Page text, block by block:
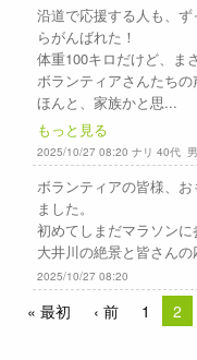
沿道で応援する人も、
らがんばれた！
体重100キロだけど、ま
ボランティアさんたち
ほんと、家族かと思...
もっと見る
2025/10/27 08:20 ナリ 40代 男
ボランティアの皆様、
ました。
初めてしまだマラソンに
大井川の絶景と皆さんの
2025/10/27 08:20
« 最初 ‹ 前 1 2